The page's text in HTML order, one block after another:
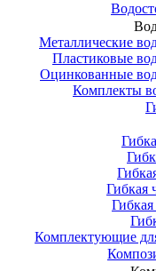
Металлические
Пластиковые
Оцинкованные
Комплекты
Гибкая
Комплектующие